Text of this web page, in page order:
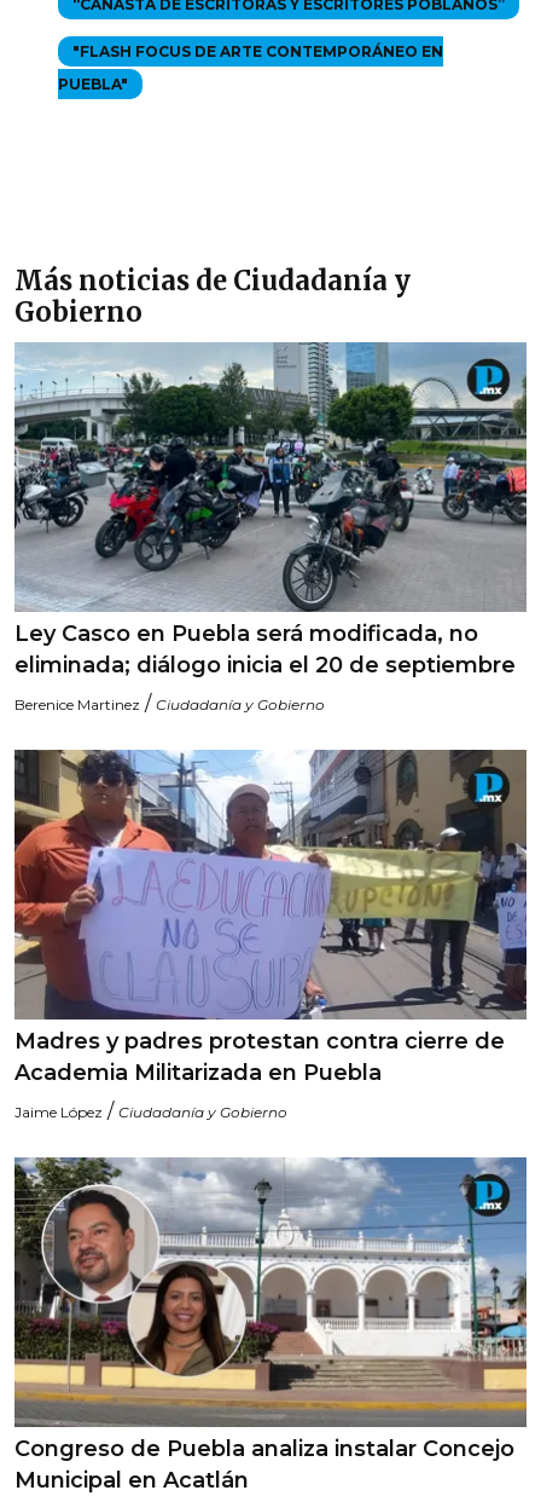
“CANASTA DE ESCRITORAS Y ESCRITORES POBLANOS”
"FLASH FOCUS DE ARTE CONTEMPORÁNEO EN
PUEBLA"
Más noticias de Ciudadanía y
Gobierno
Ley Casco en Puebla será modificada, no
eliminada; diálogo inicia el 20 de septiembre
Berenice Martinez / Ciudadanía y Gobierno
Madres y padres protestan contra cierre de
Academia Militarizada en Puebla
Jaime López / Ciudadanía y Gobierno
Congreso de Puebla analiza instalar Concejo
Municipal en Acatlán